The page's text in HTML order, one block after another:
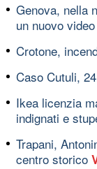
Genova, nella
un nuovo
Crotone,
Caso Cutuli,
Ikea licenzia
indignati e
Trapani,
centro storico